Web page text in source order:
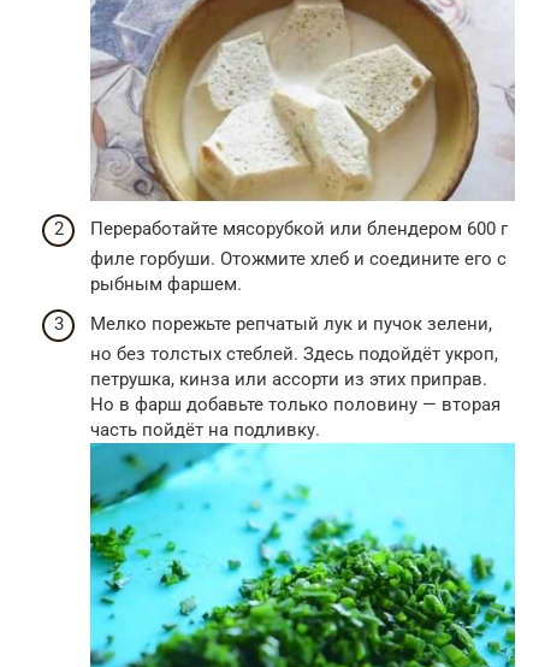
Переработайте мясорубкой или блендером 600 г
филе горбуши. Отожмите хлеб и соедините его с
рыбным фаршем.
Мелко порежьте репчатый лук и пучок зелени,
но без толстых стеблей. Здесь подойдёт укроп,
петрушка, кинза или ассорти из этих приправ.
Но в фарш добавьте только половину — вторая
часть пойдёт на подливку.